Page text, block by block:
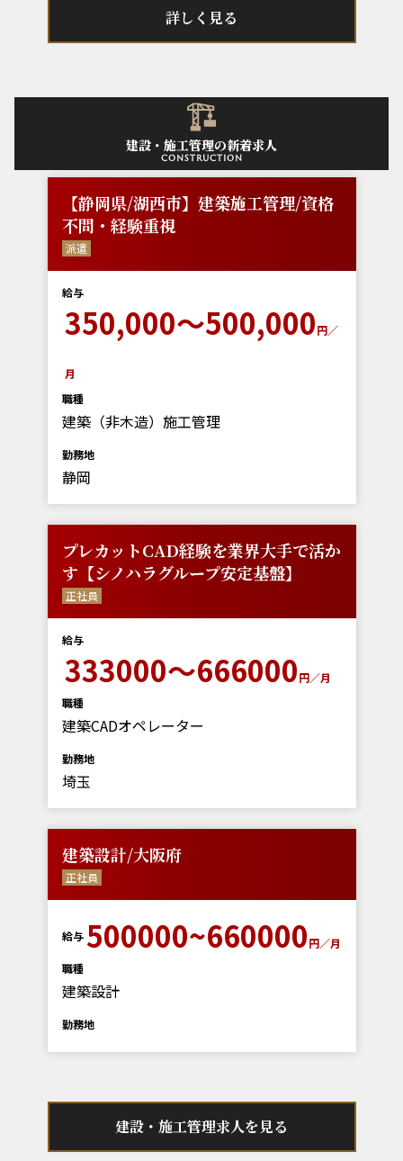
詳しく見る
建設・施工管理の新着求人
construction
【静岡県/湖西市】建築施工管理/資格
不問・経験重視
派遣
給与
350,000～500,000円／
月
職種
建築（非木造）施工管理
勤務地
静岡
プレカットCAD経験を業界大手で活か
す【シノハラグループ安定基盤】
正社員
給与
333000～666000円／月
職種
建築CADオペレーター
勤務地
埼玉
建築設計/大阪府
正社員
給与 500000~660000円／月
職種
建築設計
勤務地
建設・施工管理求人を見る